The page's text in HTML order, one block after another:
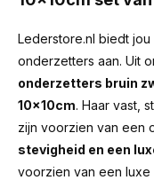
Lederstore.nl biedt
onderzetters aan. Uit
onderzetters bruin
10x10cm. Haar vast,
zijn voorzien van een
stevigheid en een
voorzien van een luxe